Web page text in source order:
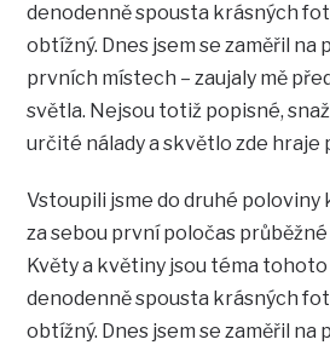
denodenně spousta krásných
obtížný. Dnes jsem se zaměřil na
prvních místech – zaujaly mě
světla. Nejsou totiž popisné,
určité nálady a skvětlo zde hraje
Vstoupili jsme do druhé poloviny
za sebou první poločas
Květy a květiny jsou téma
denodenně spousta krásných
obtížný. Dnes jsem se zaměřil na